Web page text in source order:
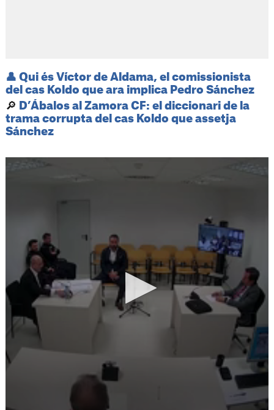
👤 Qui és Víctor de Aldama, el comissionista
del cas Koldo que ara implica Pedro Sánchez
🔎 D’Ábalos al Zamora CF: el diccionari de la
trama corrupta del cas Koldo que assetja
Sánchez